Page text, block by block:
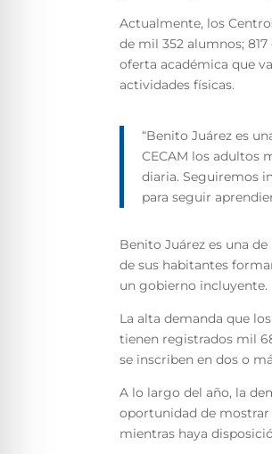
Actualmente, los
de mil 352 alumnos;
oferta académica que
actividades físicas.
“Benito Juárez es
CECAM los adultos
diaria. Seguiremos
para seguir
Benito Juárez es una
de sus habitantes
un gobierno incluyente.
La alta demanda que
tienen registrados mil
se inscriben en dos o
A lo largo del año, la
oportunidad de mostrar
mientras haya